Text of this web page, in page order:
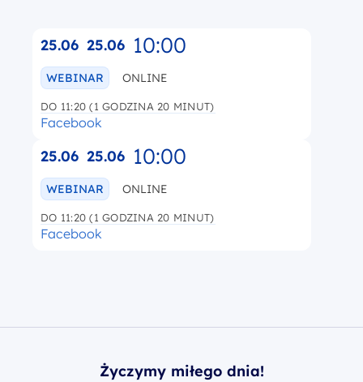
25.06 25.06 10:00
WEBINAR ONLINE
DO 11:20 (1 GODZINA 20 MINUT)
Facebook
25.06 25.06 10:00
WEBINAR ONLINE
DO 11:20 (1 GODZINA 20 MINUT)
Facebook
Życzymy miłego dnia!